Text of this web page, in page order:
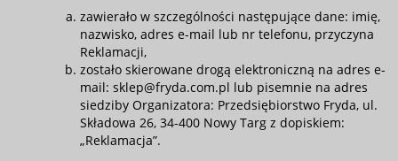
zawierało w szczególności następujące dane: imię,
nazwisko, adres e-mail lub nr telefonu, przyczyna
Reklamacji,
zostało skierowane drogą elektroniczną na adres e-
mail: sklep@fryda.com.pl lub pisemnie na adres
siedziby Organizatora: Przedsiębiorstwo Fryda, ul.
Składowa 26, 34-400 Nowy Targ z dopiskiem:
„Reklamacja”.